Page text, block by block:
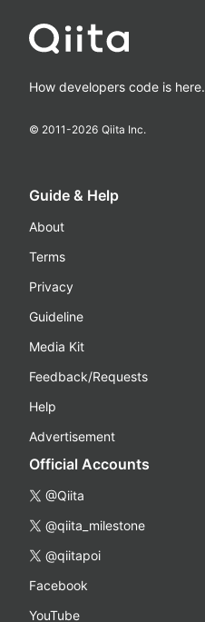
How developers code is here.
© 2011-2026 Qiita Inc.
Guide & Help
About
Terms
Privacy
Guideline
Media Kit
Feedback/Requests
Help
Advertisement
Official Accounts
@Qiita
@qiita_milestone
@qiitapoi
Facebook
YouTube